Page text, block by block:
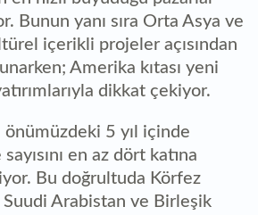
Bunun yanı sıra Orta Asya ve
içerikli projeler açısından
Amerika kıtası yeni
dikkat çekiyor.
5 yıl içinde
en az dört katına
Bu doğrultuda Körfez
Arabistan ve Birleşik